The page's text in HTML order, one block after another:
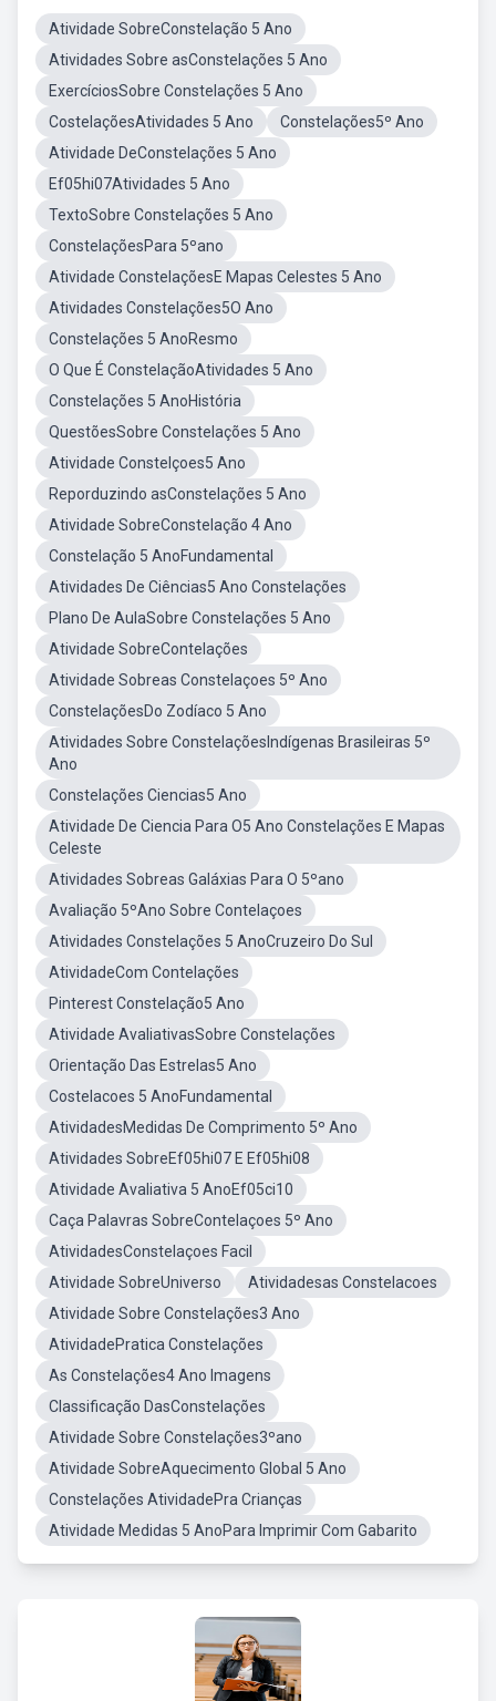
Atividade SobreConstelação 5 Ano
Atividades Sobre asConstelações 5 Ano
ExercíciosSobre Constelações 5 Ano
CostelaçõesAtividades 5 Ano
Constelações5º Ano
Atividade DeConstelações 5 Ano
Ef05hi07Atividades 5 Ano
TextoSobre Constelações 5 Ano
ConstelaçõesPara 5ºano
Atividade ConstelaçõesE Mapas Celestes 5 Ano
Atividades Constelações5O Ano
Constelações 5 AnoResmo
O Que É ConstelaçãoAtividades 5 Ano
Constelações 5 AnoHistória
QuestõesSobre Constelações 5 Ano
Atividade Constelçoes5 Ano
Reporduzindo asConstelações 5 Ano
Atividade SobreConstelação 4 Ano
Constelação 5 AnoFundamental
Atividades De Ciências5 Ano Constelações
Plano De AulaSobre Constelações 5 Ano
Atividade SobreContelações
Atividade Sobreas Constelaçoes 5º Ano
ConstelaçõesDo Zodíaco 5 Ano
Atividades Sobre ConstelaçõesIndígenas Brasileiras 5º
Ano
Constelações Ciencias5 Ano
Atividade De Ciencia Para O5 Ano Constelações E Mapas
Celeste
Atividades Sobreas Galáxias Para O 5ºano
Avaliação 5ºAno Sobre Contelaçoes
Atividades Constelações 5 AnoCruzeiro Do Sul
AtividadeCom Contelações
Pinterest Constelação5 Ano
Atividade AvaliativasSobre Constelações
Orientação Das Estrelas5 Ano
Costelacoes 5 AnoFundamental
AtividadesMedidas De Comprimento 5º Ano
Atividades SobreEf05hi07 E Ef05hi08
Atividade Avaliativa 5 AnoEf05ci10
Caça Palavras SobreContelaçoes 5º Ano
AtividadesConstelaçoes Facil
Atividade SobreUniverso
Atividadesas Constelacoes
Atividade Sobre Constelações3 Ano
AtividadePratica Constelações
As Constelações4 Ano Imagens
Classificação DasConstelações
Atividade Sobre Constelações3ºano
Atividade SobreAquecimento Global 5 Ano
Constelações AtividadePra Crianças
Atividade Medidas 5 AnoPara Imprimir Com Gabarito